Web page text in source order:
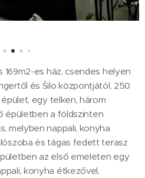
169m2-es ház, csendes helyen
és Šilo központjától, 250
egy telken, három
épületben a földszinten
melyben nappali, konyha
és tágas fedett terasz
az első emeleten egy
konyha étkezővel,